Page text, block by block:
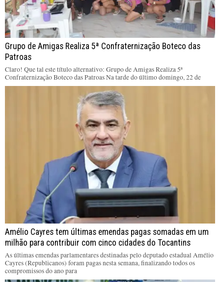
Grupo de Amigas Realiza 5ª Confraternização Boteco das
Patroas
Claro! Que tal este título alternativo: Grupo de Amigas Realiza 5ª
Confraternização Boteco das Patroas Na tarde do último domingo, 22 de
Amélio Cayres tem últimas emendas pagas somadas em um
milhão para contribuir com cinco cidades do Tocantins
As últimas emendas parlamentares destinadas pelo deputado estadual Amélio
Cayres (Republicanos) foram pagas nesta semana, finalizando todos os
compromissos do ano para